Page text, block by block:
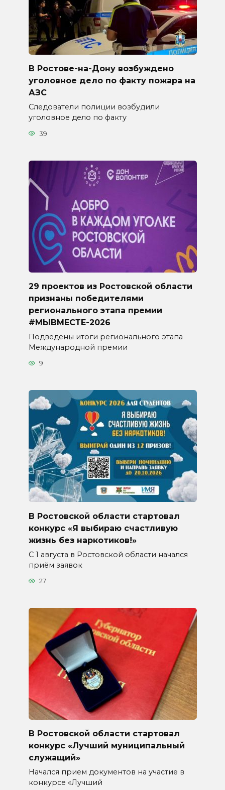
В Ростове-на-Дону возбуждено
уголовное дело по факту пожара на
АЗС
Следователи полиции возбудили
уголовное дело по факту
39
29 проектов из Ростовской области
признаны победителями
регионального этапа премии
#МЫВМЕСТЕ-2026
Подведены итоги регионального этапа
Международной премии
9
В Ростовской области стартовал
конкурс «Я выбираю счастливую
жизнь без наркотиков!»
С 1 августа в Ростовской области начался
приём заявок
27
В Ростовской области стартовал
конкурс «Лучший муниципальный
служащий»
Начался прием документов на участие в
конкурсе «Лучший